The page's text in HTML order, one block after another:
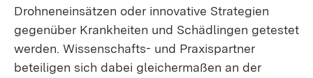
Drohneneinsätzen oder innovative Strategien
gegenüber Krankheiten und Schädlingen getestet
werden. Wissenschafts- und Praxispartner
beteiligen sich dabei gleichermaßen an der